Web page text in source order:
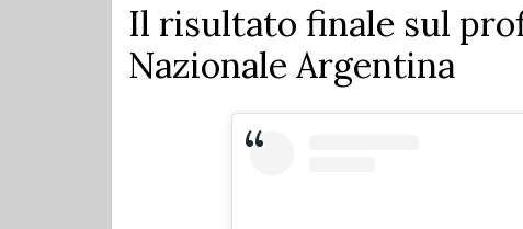
Il risultato finale sul
Nazionale Argentina